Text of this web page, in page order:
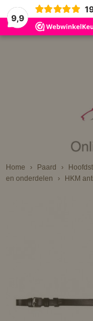
9,9
Home › Paard ›
en onderdelen
› HKM